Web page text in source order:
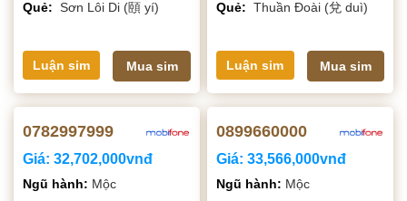
Quẻ: Sơn Lôi Di (頤 yí)
Luận sim Mua sim
Quẻ: Thuần Đoài (兌 duì)
Luận sim Mua sim
0782997999
Giá: 32,702,000vnđ
Ngũ hành: Mộc
0899660000
Giá:33,566,000vnđ
Ngũ hành: Mộc